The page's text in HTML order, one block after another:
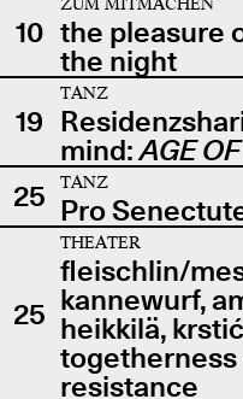
10 the pleasure
the night
19
TANZ
mind:AGE
25
TANZ
Pro
25
THEATER
fleischlin/
kannewurf,
heikkilä,
togetherness
resistance